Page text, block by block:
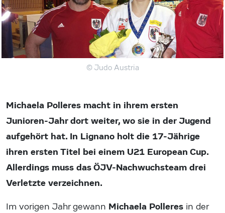
© Judo Austria
Michaela Polleres macht in ihrem ersten
Junioren-Jahr dort weiter, wo sie in der Jugend
aufgehört hat. In Lignano holt die 17-Jährige
ihren ersten Titel bei einem U21 European Cup.
Allerdings muss das ÖJV-Nachwuchsteam drei
Verletzte verzeichnen.
Im vorigen Jahr gewann Michaela Polleres in der